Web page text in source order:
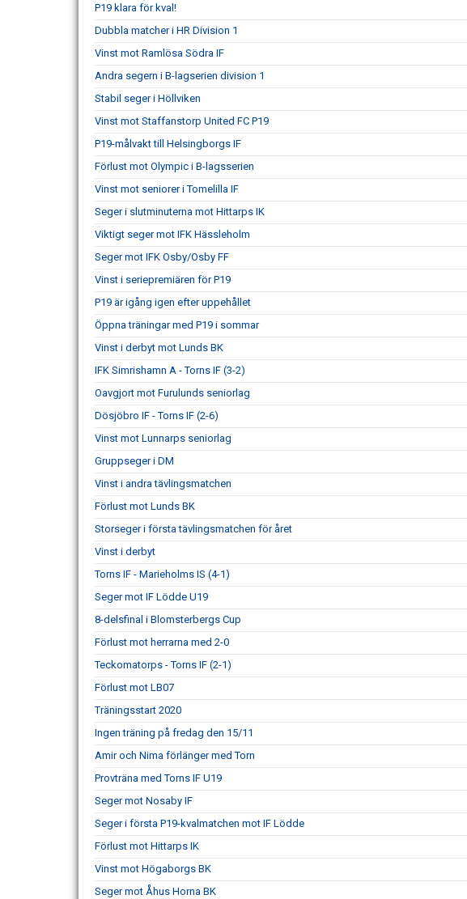
P19 klara för kval!
Dubbla matcher i HR Division 1
Vinst mot Ramlösa Södra IF
Andra segern i B-lagserien division 1
Stabil seger i Höllviken
Vinst mot Staffanstorp United FC P19
P19-målvakt till Helsingborgs IF
Förlust mot Olympic i B-lagsserien
Vinst mot seniorer i Tomelilla IF
Seger i slutminuterna mot Hittarps IK
Viktigt seger mot IFK Hässleholm
Seger mot IFK Osby/Osby FF
Vinst i seriepremiären för P19
P19 är igång igen efter uppehållet
Öppna träningar med P19 i sommar
Vinst i derbyt mot Lunds BK
IFK Simrishamn A - Torns IF (3-2)
Oavgjort mot Furulunds seniorlag
Dösjöbro IF - Torns IF (2-6)
Vinst mot Lunnarps seniorlag
Gruppseger i DM
Vinst i andra tävlingsmatchen
Förlust mot Lunds BK
Storseger i första tävlingsmatchen för året
Vinst i derbyt
Torns IF - Marieholms IS (4-1)
Seger mot IF Lödde U19
8-delsfinal i Blomsterbergs Cup
Förlust mot herrarna med 2-0
Teckomatorps - Torns IF (2-1)
Förlust mot LB07
Träningsstart 2020
Ingen träning på fredag den 15/11
Amir och Nima förlänger med Torn
Provträna med Torns IF U19
Seger mot Nosaby IF
Seger i första P19-kvalmatchen mot IF Lödde
Förlust mot Hittarps IK
Vinst mot Högaborgs BK
Seger mot Åhus Horna BK